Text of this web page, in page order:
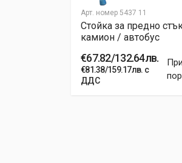
Арт. номер 5437 11
Стойка за предно
камион / автобус
€67.82/132.64лв.
€81.38/159.17лв. с
ДДС
При